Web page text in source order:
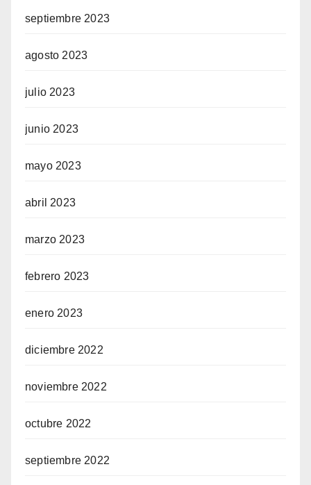
septiembre 2023
agosto 2023
julio 2023
junio 2023
mayo 2023
abril 2023
marzo 2023
febrero 2023
enero 2023
diciembre 2022
noviembre 2022
octubre 2022
septiembre 2022